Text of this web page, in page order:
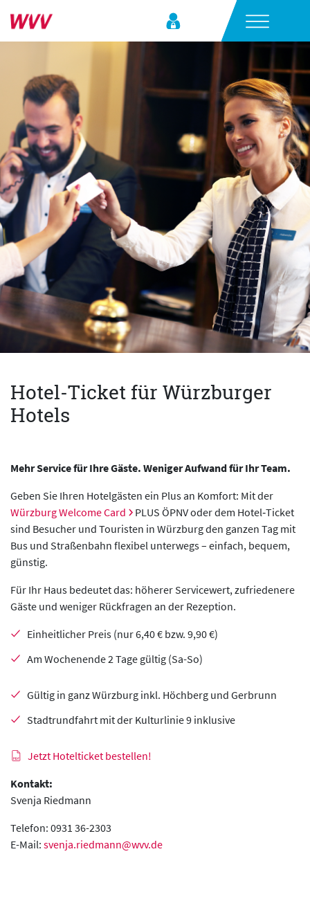
Hotel-Ticket für Würzburger
Hotels
Mehr Service für Ihre Gäste. Weniger Aufwand für Ihr Team.
Geben Sie Ihren Hotelgästen ein Plus an Komfort: Mit der
Würzburg Welcome Card
PLUS ÖPNV oder dem Hotel‑Ticket
sind Besucher und Touristen in Würzburg den ganzen Tag mit
Bus und Straßenbahn flexibel unterwegs – einfach, bequem,
günstig.
Für Ihr Haus bedeutet das: höherer Servicewert, zufriedenere
Gäste und weniger Rückfragen an der Rezeption.
Einheitlicher Preis (nur 6,40 € bzw. 9,90 €)
Am Wochenende 2 Tage gültig (Sa-So)
Gültig in ganz Würzburg inkl. Höchberg und Gerbrunn
Stadtrundfahrt mit der Kulturlinie 9 inklusive
Jetzt Hotelticket bestellen!
Kontakt:
Svenja Riedmann
Telefon: 0931 36-2303
E-Mail: svenja.riedmann@wvv.de